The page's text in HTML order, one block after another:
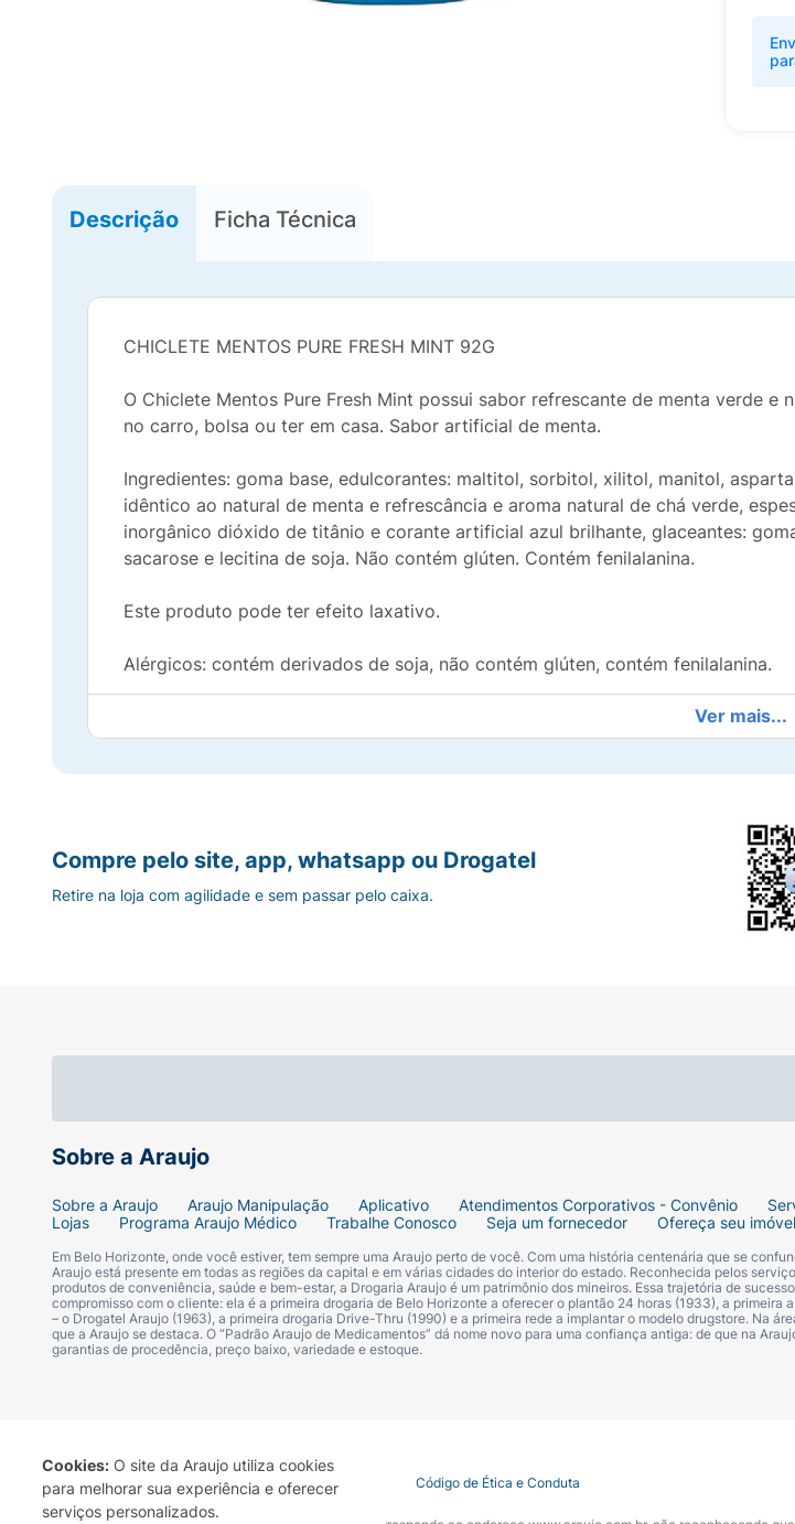
Cookies: O site da Araujo utiliza cookies
para melhorar sua experiência e oferecer
serviços personalizados.
Descrição Ficha Técnica
CHICLETE MENTOS PURE FRESH MINT 92G
O Chiclete Mentos Pure Fresh Mint possui sabor refrescante de menta verde
no carro, bolsa ou ter em casa. Sabor artificial de menta.
Ingredientes: goma base, edulcorantes: maltitol, sorbitol, xilitol, manitol,
idêntico ao natural de menta e refrescância e aroma natural de chá verde,
inorgânico dióxido de titânio e corante artificial azul brilhante, glaceantes:
sacarose e lecitina de soja. Não contém glúten. Contém fenilalanina.
Este produto pode ter efeito laxativo.
Alérgicos: contém derivados de soja, não contém glúten, contém fenilalanina.
Ver mais...
Sobre a Araujo
Sobre a Araujo Araujo Manipulação Aplicativo Atendimentos Corporativos - Convênio
Lojas
Programa Araujo Médico Trabalhe Conosco Seja um fornecedor Ofereça seu imóvel
Em Belo Horizonte, onde você estiver, tem sempre uma Araujo perto de você. Com uma história centenária que se
Araujo está presente em todas as regiões da capital e em várias cidades do interior do estado. Reconhecida pelos
produtos de conveniência, saúde e bem-estar, a Drogaria Araujo é um patrimônio dos mineiros. Essa trajetória de
compromisso com o cliente: ela é a primeira drogaria de Belo Horizonte a oferecer o plantão 24 horas (1933), a primeira
– o Drogatel Araujo (1963), a primeira drogaria Drive-Thru (1990) e a primeira rede a implantar o modelo drugstore. Na
que a Araujo se destaca. O “Padrão Araujo de Medicamentos” dá nome novo para uma confiança antiga: de que na
garantias de procedência, preço baixo, variedade e estoque.
Compre pelo site, app, whatsapp ou Drogatel
Retire na loja com agilidade e sem passar pelo caixa.
Termo de Uso Portal da Privacidade Covid-19 Código de Ética e Conduta